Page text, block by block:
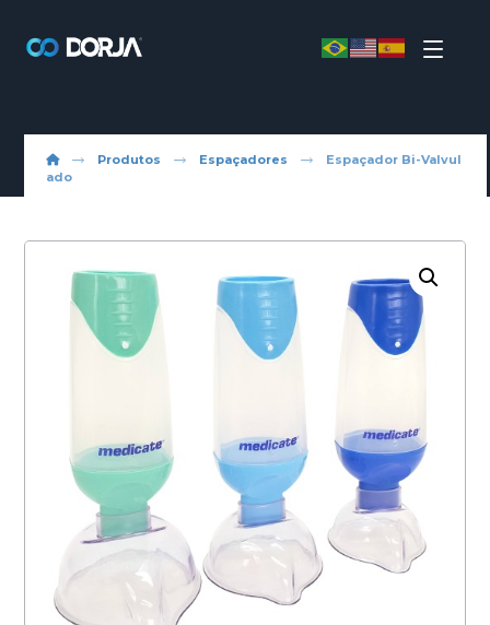
Produtos Espaçadores
Espaçador Bi-Valvul
ado